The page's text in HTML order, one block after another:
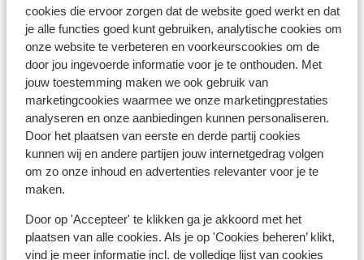
cookies die ervoor zorgen dat de website goed werkt en dat
je alle functies goed kunt gebruiken, analytische cookies om
onze website te verbeteren en voorkeurscookies om de
door jou ingevoerde informatie voor je te onthouden. Met
jouw toestemming maken we ook gebruik van
marketingcookies waarmee we onze marketingprestaties
analyseren en onze aanbiedingen kunnen personaliseren.
Door het plaatsen van eerste en derde partij cookies
kunnen wij en andere partijen jouw internetgedrag volgen
om zo onze inhoud en advertenties relevanter voor je te
maken.
Door op 'Accepteer' te klikken ga je akkoord met het
plaatsen van alle cookies. Als je op 'Cookies beheren’ klikt,
vind je meer informatie incl. de volledige lijst van cookies
Ontdek de andere regio's
Sicilie